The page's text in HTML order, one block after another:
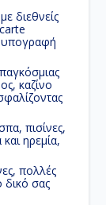
διεθνείς
υπογραφή
καζίνο
πισίνες,
ηρεμία,
πολλές
δικό σας